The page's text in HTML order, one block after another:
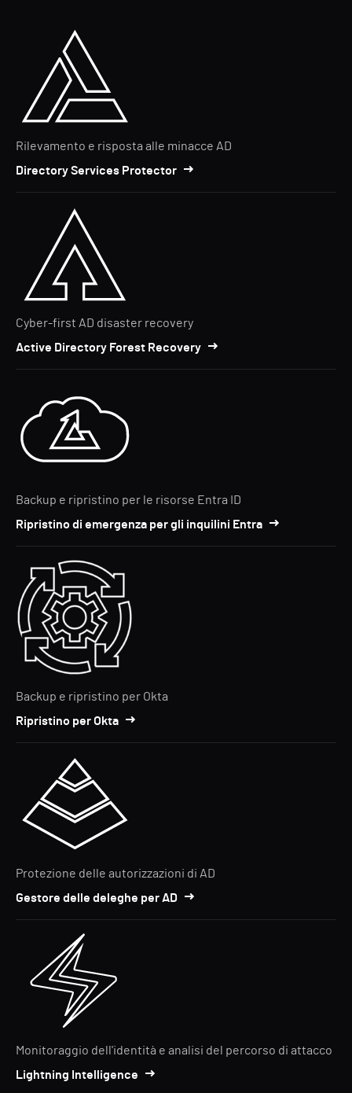
Rilevamento e risposta alle minacce AD
Directory Services Protector
Cyber-first AD disaster recovery
Active Directory Forest Recovery
Backup e ripristino per le risorse Entra ID
Ripristino di emergenza per gli inquilini Entra
Backup e ripristino per Okta
Ripristino per Okta
Protezione delle autorizzazioni di AD
Gestore delle deleghe per AD
Monitoraggio dell'identità e analisi del percorso di attacco
Lightning Intelligence